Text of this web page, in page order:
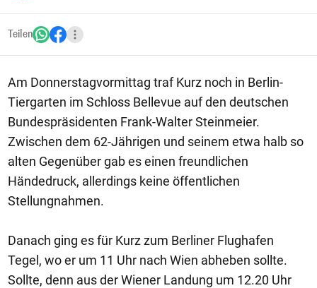
Teilen
Am Donnerstagvormittag traf Kurz noch in Berlin-
Tiergarten im Schloss Bellevue auf den deutschen
Bundespräsidenten Frank-Walter Steinmeier.
Zwischen dem 62-Jährigen und seinem etwa halb so
alten Gegenüber gab es einen freundlichen
Händedruck, allerdings keine öffentlichen
Stellungnahmen.
Danach ging es für Kurz zum Berliner Flughafen
Tegel, wo er um 11 Uhr nach Wien abheben sollte.
Sollte, denn aus der Wiener Landung um 12.20 Uhr